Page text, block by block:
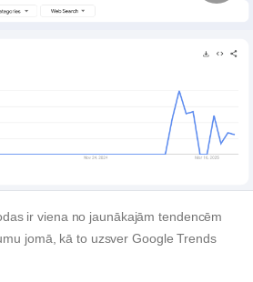
ir viena no jaunākajām tendencēm
jomā, kā to uzsver Google Trends